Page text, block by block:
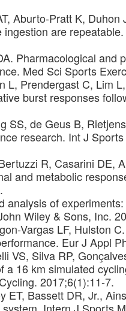
Aburto-Pratt K,
are
Pharmacological and
Med Sci Sports
L, Prendergast C, Lim
burst responses
SS, de Geus B,
research. Int J
R, Casarini DE,
and metabolic
analysis of
Wiley & Sons, Inc.
Vargas LF, Hulston
Eur J Appl
VS, Silva RP,
a 16 km simulated
2017;6(1):11-7.
ET, Bassett DR, Jr.,
Intern J Sports